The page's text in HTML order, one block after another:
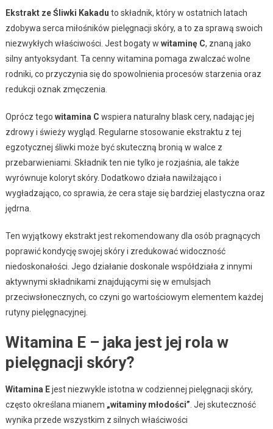
Ekstrakt ze Śliwki Kakadu to składnik, który w ostatnich latach
zdobywa serca miłośników pielęgnacji skóry, a to za sprawą swoich
niezwykłych właściwości. Jest bogaty w witaminę C, znaną jako
silny antyoksydant. Ta cenny witamina pomaga zwalczać wolne
rodniki, co przyczynia się do spowolnienia procesów starzenia oraz
redukcji oznak zmęczenia.
Oprócz tego witamina C wspiera naturalny blask cery, nadając jej
zdrowy i świeży wygląd. Regularne stosowanie ekstraktu z tej
egzotycznej śliwki może być skuteczną bronią w walce z
przebarwieniami. Składnik ten nie tylko je rozjaśnia, ale także
wyrównuje koloryt skóry. Dodatkowo działa nawilżająco i
wygładzająco, co sprawia, że cera staje się bardziej elastyczna oraz
jędrna.
Ten wyjątkowy ekstrakt jest rekomendowany dla osób pragnących
poprawić kondycję swojej skóry i zredukować widoczność
niedoskonałości. Jego działanie doskonale współdziała z innymi
aktywnymi składnikami znajdującymi się w emulsjach
przeciwsłonecznych, co czyni go wartościowym elementem każdej
rutyny pielęgnacyjnej.
Witamina E – jaka jest jej rola w
pielęgnacji skóry?
Witamina Ejest niezwykle istotna w codziennej pielęgnacji skóry,
często określana mianem „witaminy młodości” . Jej skuteczność
wynika przede wszystkim z silnych właściwości